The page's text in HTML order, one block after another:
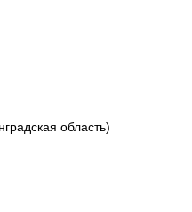
область)